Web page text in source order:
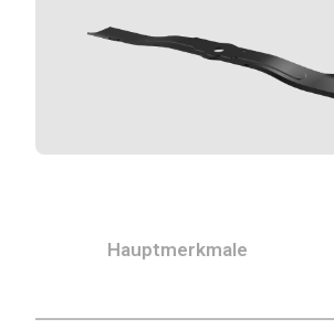
Hauptmerkmale